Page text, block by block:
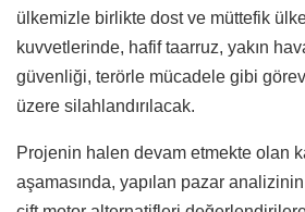
ülkemizle birlikte dost ve müttefik
kuvvetlerinde, hafif taarruz, yakın
güvenliği, terörle mücadele gibi
üzere silahlandırılacak.
Projenin halen devam etmekte olan
aşamasında, yapılan pazar analizinin